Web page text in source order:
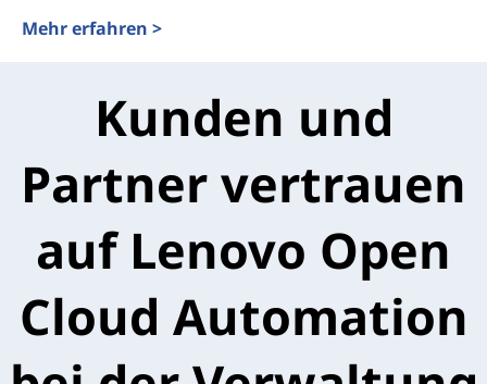
Mehr erfahren >
Kunden und
Partner vertrauen
auf Lenovo Open
Cloud Automation